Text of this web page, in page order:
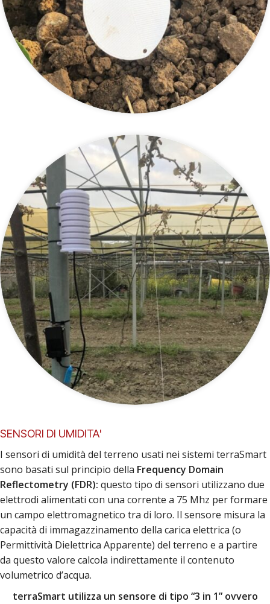
SENSORI DI UMIDITA'
I sensori di umidità del terreno usati nei sistemi terraSmart
sono basati sul principio della Frequency Domain
Reflectometry (FDR): questo tipo di sensori utilizzano due
elettrodi alimentati con una corrente a 75 Mhz per formare
un campo elettromagnetico tra di loro. Il sensore misura la
capacità di immagazzinamento della carica elettrica (o
Permittività Dielettrica Apparente) del terreno e a partire
da questo valore calcola indirettamente il contenuto
volumetrico d’acqua.
terraSmart utilizza un sensore di tipo “3 in 1” ovvero